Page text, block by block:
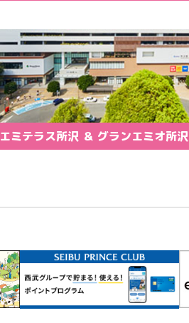
エミテラス所沢 ＆ グランエミオ所